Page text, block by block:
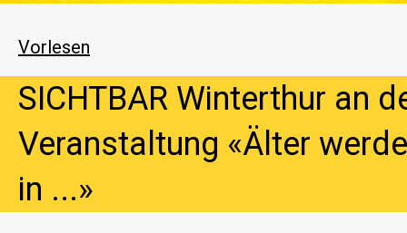
Vorlesen
SICHTBAR Winterthur an
Veranstaltung «Älter
in ...»